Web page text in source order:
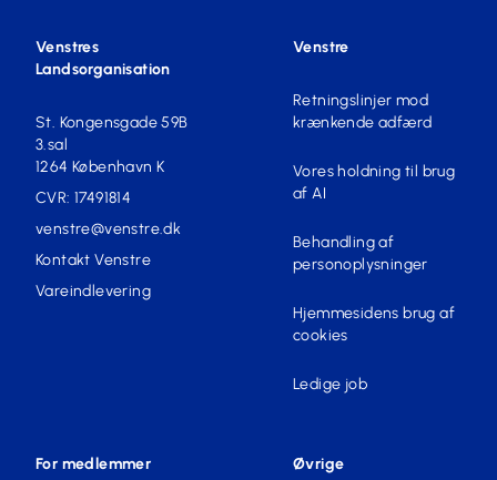
Venstres
Landsorganisation
St. Kongensgade 59B
3.sal
1264 København K
CVR: 17491814
venstre@venstre.dk
Kontakt Venstre
Vareindlevering
Venstre
Retningslinjer mod
krænkende adfærd
Vores holdning til brug
af AI
Behandling af
personoplysninger
Hjemmesidens brug af
cookies
Ledige job
For medlemmer Øvrige